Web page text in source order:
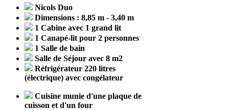
Nicols Duo
Dimensions : 8,85 m - 3,40 m
1 Cabine avec 1 grand lit
1 Canapé-lit pour 2 personnes
1 Salle de bain
Salle de Séjour avec 8 m2
Réfrigérateur 220 litres
(électrique) avec congélateur
Cuisine munie d'une plaque de
cuisson et d'un four